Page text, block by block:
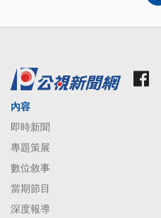
內容
即時新聞
專題策展
數位敘事
當期節目
深度報導